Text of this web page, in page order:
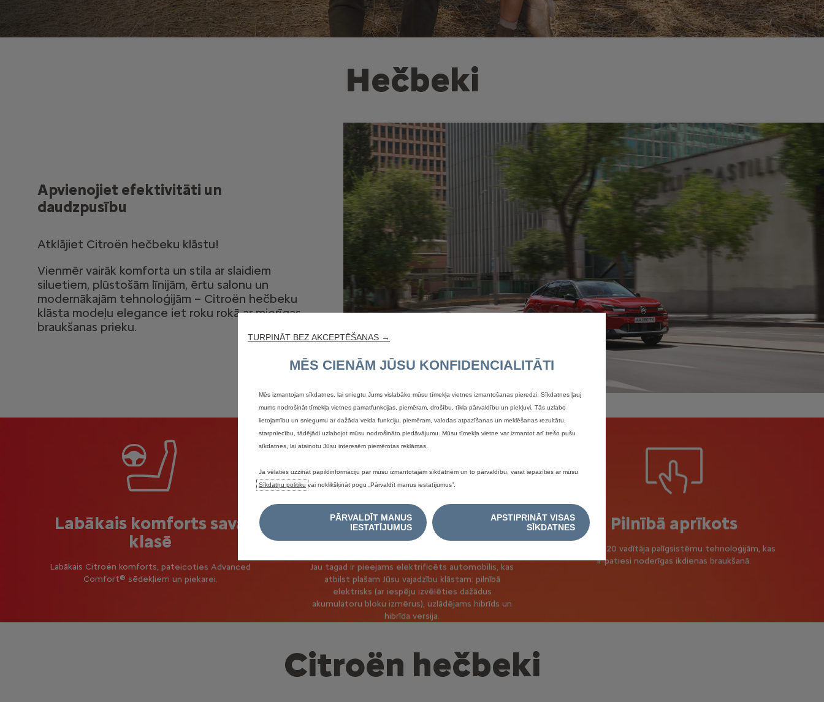
Hečbeki
Apvienojiet efektivitāti un
daudzpusību
Atklājiet Citroën hečbeku klāstu!
Vienmēr vairāk komforta un stila ar slaidiem
siluetiem, plūstošām līnijām, ērtu salonu un
modernākajām tehnoloģijām – Citroën hečbeku
klāsta modeļu elegance iet roku rokā ar mierīgas
braukšanas prieku.
Labākais komforts savā
klasē
Labākais Citroën komforts, pateicoties Advanced
Comfort® sēdekļiem un piekarei.
Elektrificēto automobiļu
klāsts
Jau tagad ir pieejams elektrificēts automobilis, kas
atbilst plašam Jūsu vajadzību klāstam: pilnībā
elektrisks (ar iespēju izvēlēties dažādus
akumulatoru bloku izmērus), uzlādējams hibrīds un
hibrīda versija.
Pilnībā aprīkots
Līdz pat 20 vadītāja palīgsistēmu tehnoloģijām, kas
ir patiesi noderīgas ikdienas braukšanā.
Citroën hečbeki
TURPINĀT BEZ AKCEPTĒŠANAS →
MĒS CIENĀM JŪSU KONFIDENCIALITĀTI
Mēs izmantojam sīkdatnes, lai sniegtu Jums vislabāko mūsu tīmekļa vietnes izmantošanas pieredzi. Sīkdatnes ļauj
mums nodrošināt tīmekļa vietnes pamatfunkcijas, piemēram, drošību, tīkla pārvaldību un piekļuvi. Tās uzlabo
lietojamību un sniegumu ar dažāda veida funkciju, piemēram, valodas atpazīšanas un meklēšanas rezultātu,
starpniecību, tādējādi uzlabojot mūsu nodrošināto piedāvājumu. Mūsu tīmekļa vietne var izmantot arī trešo pušu
sīkdatnes, lai atainotu Jūsu interesēm piemērotas reklāmas.
Ja vēlaties uzzināt papildinformāciju par mūsu izmantotajām sīkdatnēm un to pārvaldību, varat iepazīties ar mūsu
Sīkdatņu politiku vai noklikšķināt pogu „Pārvaldīt manus iestatījumus”.
PĀRVALDĪT MANUS
IESTATĪJUMUS
APSTIPRINĀT VISAS
SĪKDATNES